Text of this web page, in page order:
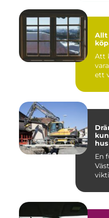
Allt
Att
ett
En